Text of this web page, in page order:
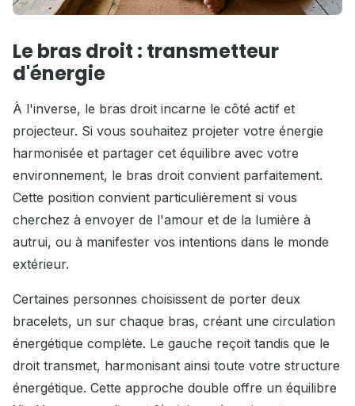
Le bras droit : transmetteur
d'énergie
À l'inverse, le bras droit incarne le côté actif et
projecteur. Si vous souhaitez projeter votre énergie
harmonisée et partager cet équilibre avec votre
environnement, le bras droit convient parfaitement.
Cette position convient particulièrement si vous
cherchez à envoyer de l'amour et de la lumière à
autrui, ou à manifester vos intentions dans le monde
extérieur.
Certaines personnes choisissent de porter deux
bracelets, un sur chaque bras, créant une circulation
énergétique complète. Le gauche reçoit tandis que le
droit transmet, harmonisant ainsi toute votre structure
énergétique. Cette approche double offre un équilibre